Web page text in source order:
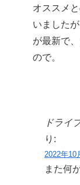
オススメ
いました
が最新で
ので。
ドライ
り:
2022年10
また何